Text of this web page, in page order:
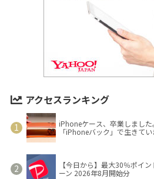
アクセスランキング
iPhoneケース、卒業しまし
「iPhoneバック」で生きてい
【今日から】最大30％ポイ
ーン 2026年8月開始分